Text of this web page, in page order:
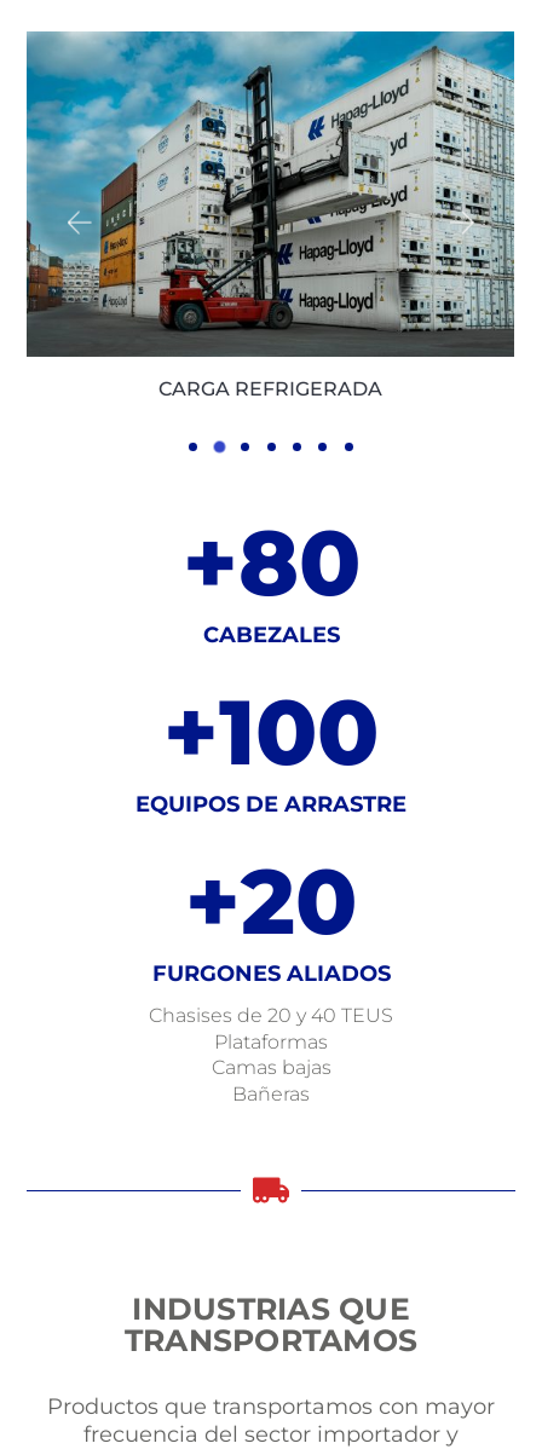
CARGA SUELTA
CABEZALES
+80
EQUIPOS DE ARRASTRE
+100
FURGONES ALIADOS
+20
Chasises de 20 y 40 TEUS
Plataformas
Camas bajas
Bañeras
INDUSTRIAS QUE
TRANSPORTAMOS
Productos que transportamos con mayor
frecuencia del sector importador y